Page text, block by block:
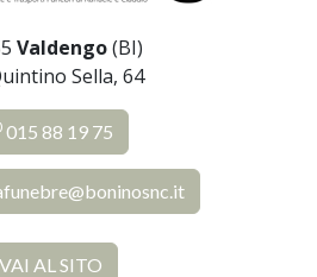
Valdengo(BI)
Sella, 64
015 88 19 75
VAI AL SITO